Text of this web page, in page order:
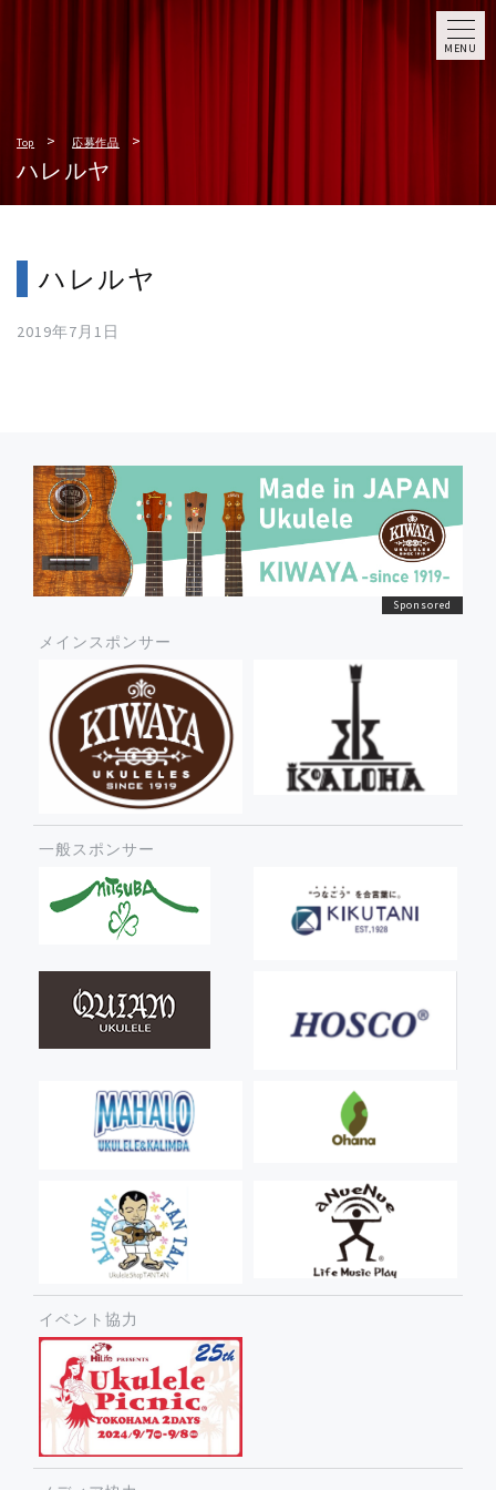
MENU
Top 応募作品
ハレルヤ
ハレルヤ
2019年7月1日
メインスポンサー
一般スポンサー
イベント協力